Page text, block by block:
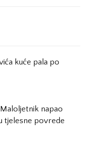
kuće pala po
Maloljetnik napao
tjelesne povrede